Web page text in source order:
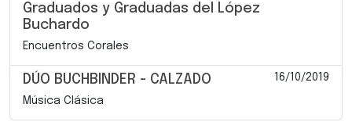
Graduados y Graduadas del López
Buchardo
Encuentros Corales
DÚO BUCHBINDER - CALZADO 16/10/2019
Música Clásica